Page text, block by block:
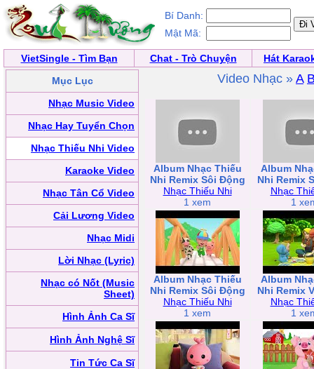
Bí Danh:
Mật Mã:
VietSingle - Tìm Bạn Chat - Trò Chuyện
Hát
Mục Lục
Nhạc Music Video
Nhạc Hay Tuyển Chọn
Nhạc Thiếu Nhi Video
Karaoke Video
Nhạc Tân Cổ Video
Cải Lương Video
Nhạc Midi
Lời Nhạc (Lyric)
Nhạc có Nốt (Music
Sheet)
Hình Ảnh Ca Sĩ
Hình Ảnh Nghệ Sĩ
Tin Tức Ca Sĩ
Video Nhạc » A
Album Nhạc Thiếu
Nhi Remix Sôi Động
Nhạc Thiếu Nhi
1 xem
Album
Nhi Remix
Nhạc
1
Album Nhạc Thiếu
Nhi Remix Sôi Động
Nhạc Thiếu Nhi
1 xem
Album
Nhi Remix
Nhạc
1